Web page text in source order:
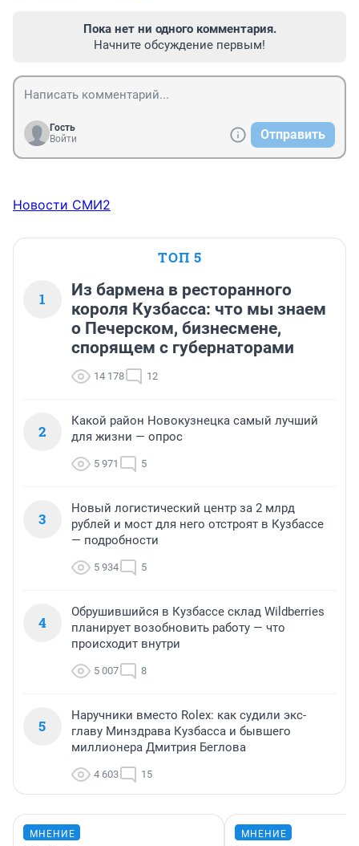
Пока нет ни одного комментария.
Начните обсуждение первым!
Гость
Войти
Отправить
Новости СМИ2
ТОП 5
1
Из бармена в ресторанного
короля Кузбасса: что мы знаем
о Печерском, бизнесмене,
спорящем с губернаторами
14 178 12
2
Какой район Новокузнецка самый лучший
для жизни — опрос
5 971 5
3
Новый логистический центр за 2 млрд
рублей и мост для него отстроят в Кузбассе
— подробности
5 934 5
4
Обрушившийся в Кузбассе склад Wildberries
планирует возобновить работу — что
происходит внутри
5 007 8
5
Наручники вместо Rolex: как судили экс-
главу Минздрава Кузбасса и бывшего
миллионера Дмитрия Беглова
4 603 15
МНЕНИЕ МНЕНИЕ